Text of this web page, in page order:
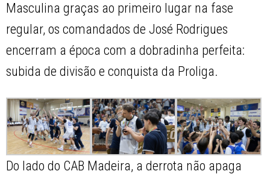
Masculina graças ao primeiro lugar na fase
regular, os comandados de José Rodrigues
encerram a época com a dobradinha perfeita:
subida de divisão e conquista da Proliga.
Do lado do CAB Madeira, a derrota não apaga